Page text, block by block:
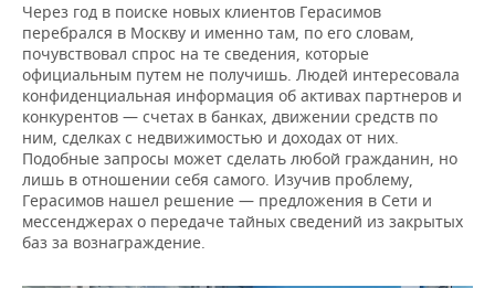
Через год в поиске новых клиентов Герасимов
перебрался в Москву и именно там, по его словам,
почувствовал спрос на те сведения, которые
официальным путем не получишь. Людей интересовала
конфиденциальная информация об активах партнеров и
конкурентов — счетах в банках, движении средств по
ним, сделках с недвижимостью и доходах от них.
Подобные запросы может сделать любой гражданин, но
лишь в отношении себя самого. Изучив проблему,
Герасимов нашел решение — предложения в Сети и
мессенджерах о передаче тайных сведений из закрытых
баз за вознаграждение.